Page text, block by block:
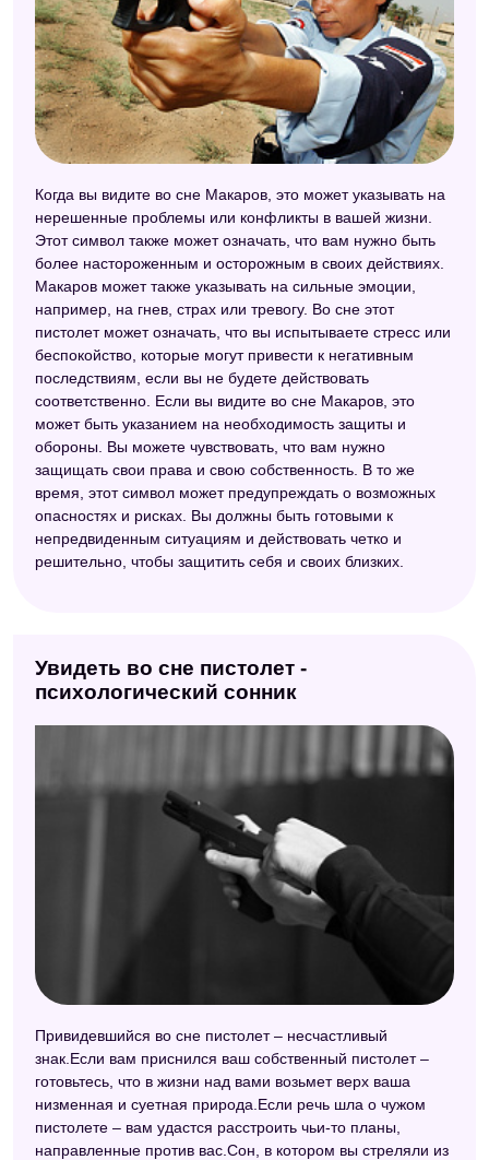
Когда вы видите во сне Макаров, это может указывать на
нерешенные проблемы или конфликты в вашей жизни.
Этот символ также может означать, что вам нужно быть
более настороженным и осторожным в своих действиях.
Макаров может также указывать на сильные эмоции,
например, на гнев, страх или тревогу. Во сне этот
пистолет может означать, что вы испытываете стресс или
беспокойство, которые могут привести к негативным
последствиям, если вы не будете действовать
соответственно. Если вы видите во сне Макаров, это
может быть указанием на необходимость защиты и
обороны. Вы можете чувствовать, что вам нужно
защищать свои права и свою собственность. В то же
время, этот символ может предупреждать о возможных
опасностях и рисках. Вы должны быть готовыми к
непредвиденным ситуациям и действовать четко и
решительно, чтобы защитить себя и своих близких.
Увидеть во сне пистолет -
психологический сонник
Привидевшийся во сне пистолет – несчастливый
знак.Если вам приснился ваш собственный пистолет –
готовьтесь, что в жизни над вами возьмет верх ваша
низменная и суетная природа.Если речь шла о чужом
пистолете – вам удастся расстроить чьи-то планы,
направленные против вас.Сон, в котором вы стреляли из